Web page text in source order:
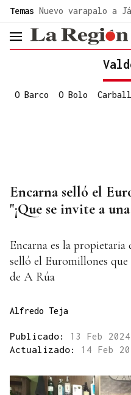
Temas Nuevo varapalo a
header.menu.open
O Barco O Bolo
Encarna selló el
"¡Que se invite a
Encarna es la
selló el Euromillones
de A Rúa
Alfredo Teja
Publicado: 13 Feb
Actualizado: 14 Feb